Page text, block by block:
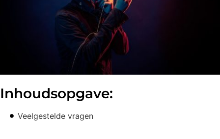
Inhoudsopgave:
Veelgestelde vragen